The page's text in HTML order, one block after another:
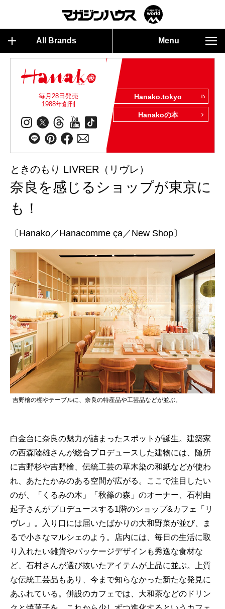
All Brands Menu
毎月28日発売
1988年創刊
Hanako.tokyo
Hanakoの本
ときのもり LIVRER（リヴレ）
奈良を感じるショップが東京に
も！
〔Hanako／Hanacomme ça／New Shop〕
吉野檜の棚やテーブルに、奈良の特産品や工芸品などが並ぶ。
白金台に奈良の魅力が詰まったスポットが誕生。建築家
の西森陸雄さんが総合プロデュースした建物には、随所
に吉野杉や吉野檜、伝統工芸の草木染の和紙などが使わ
れ、あたたかみのある空間が広がる。ここで注目したい
のが、「くるみの木」「秋篠の森」のオーナー、石村由
起子さんがプロデュースする1階のショップ&カフェ「リ
ヴレ」。入り口には届いたばかりの大和野菜が並び、ま
るで小さなマルシェのよう。店内には、毎日の生活に取
り入れたい雑貨やパッケージデザインも秀逸な食材な
ど、石村さんが選び抜いたアイテムが上品に並ぶ。上質
な伝統工芸品もあり、今まで知らなかった新たな発見に
あふれている。併設のカフェでは、大和茶などのドリン